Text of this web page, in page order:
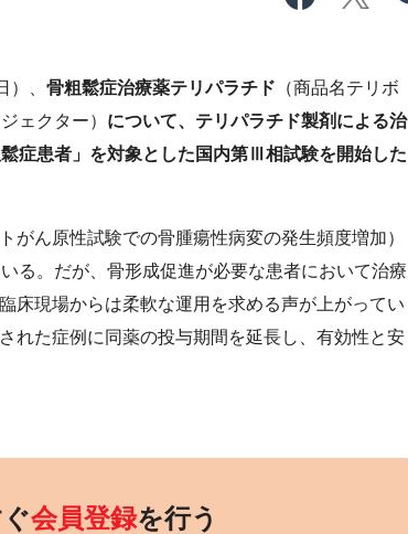
、 骨粗鬆症治療薬テリパラチド （商品名テリボ
ェクター） について、テリパラチド製剤による治
症患者」を対象とした国内第Ⅲ相試験を開始した
ん原性試験での骨腫瘍性病変の発生頻度増加）
る。だが、骨形成促進が必要な患者において治療
床現場からは柔軟な運用を求める声が上がってい
れた症例に同薬の投与期間を延長し、有効性と安
会員登録を行う